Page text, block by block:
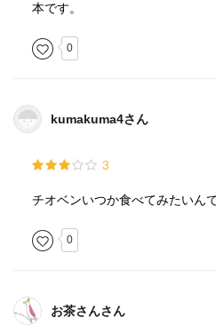
本です。
0
kumakuma4さん
3
チオベンいつか食べてみたいん
0
お茶さんさん